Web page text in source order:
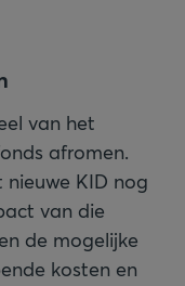
van het
afromen.
KID nog
van die
de mogelijke
kosten en